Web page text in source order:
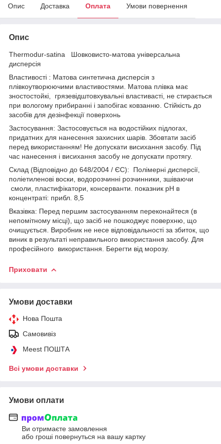
Опис Доставка Оплата Умови повернення
Опис
Thermodur-satina Шовковисто-матова універсальна
дисперсія
Властивості : Матова синтетична дисперсія з
плівкоутворюючими властивостями. Матова плівка має
зностостойкі, грязевідштовхувальні властивасті, не стирається
при вологому прибиранні і запобігає ковзанню. Стійкість до
засобів для дезінфекції поверхонь
Застосування: Застосовується на водостійких підлогах,
придатних для нанесення захисних шарів. Збовтати засіб
перед використанням! Не допускати висихання засобу. Під
час нанесення і висихання засобу не допускати протягу.
Склад (Відповідно до 648/2004 / ЄС): Полімерні дисперсії,
поліетиленові воски, водорозчинні розчинники, зшіваючи
смоли, пластифікатори, консерванти. показник pH в
концентраті: прибл. 8,5
Вказівка: Перед першим застосуванням переконайтеся (в
непомітному місці), що засіб не пошкоджує поверхню, що
очищується. Виробник не несе відповідальності за збиток, що
виник в результаті неправильного використання засобу. Для
професійного використання. Берегти від морозу.
Приховати
Умови доставки
Нова Пошта
Самовивіз
Meest ПОШТА
Всі умови доставки
Умови оплати
Ви отримаєте замовлення
або гроші повернуться на вашу картку